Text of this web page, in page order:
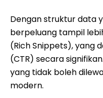
Dengan struktur data
berpeluang tampil
(Rich Snippets), yang
(CTR) secara
yang tidak boleh
modern.